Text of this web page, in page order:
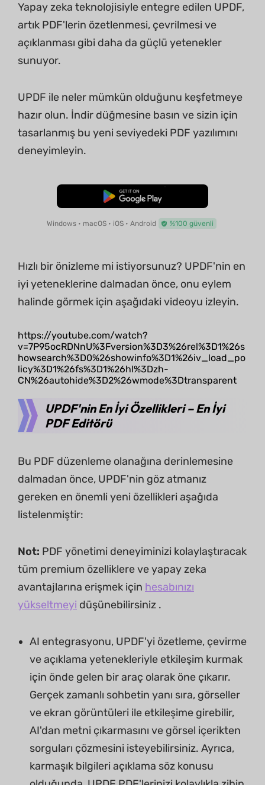
Yapay zeka teknolojisiyle entegre edilen UPDF,
artık PDF'lerin özetlenmesi, çevrilmesi ve
açıklanması gibi daha da güçlü yetenekler
sunuyor.
UPDF ile neler mümkün olduğunu keşfetmeye
hazır olun. İndir düğmesine basın ve sizin için
tasarlanmış bu yeni seviyedeki PDF yazılımını
deneyimleyin.
Ücretsiz İndirme
Windows • macOS • iOS • Android %100 güvenli
Hızlı bir önizleme mi istiyorsunuz? UPDF'nin en
iyi yeteneklerine dalmadan önce, onu eylem
halinde görmek için aşağıdaki videoyu izleyin.
https://youtube.com/watch?
v=7P95ocRDNnU%3Fversion%3D3%26rel%3D1%26s
howsearch%3D0%26showinfo%3D1%26iv_load_po
licy%3D1%26fs%3D1%26hl%3Dzh-
CN%26autohide%3D2%26wmode%3Dtransparent
UPDF'nin En İyi Özellikleri – En İyi
PDF Editörü
Bu PDF düzenleme olanağına derinlemesine
dalmadan önce, UPDF'nin göz atmanız
gereken en önemli yeni özellikleri aşağıda
listelenmiştir:
Not: PDF yönetimi deneyiminizi kolaylaştıracak
tüm premium özelliklere ve yapay zeka
avantajlarına erişmek için hesabınızı
yükseltmeyi düşünebilirsiniz .
AI entegrasyonu, UPDF'yi özetleme, çevirme
ve açıklama yetenekleriyle etkileşim kurmak
için önde gelen bir araç olarak öne çıkarır.
Gerçek zamanlı sohbetin yanı sıra, görseller
ve ekran görüntüleri ile etkileşime girebilir,
AI'dan metni çıkarmasını ve görsel içerikten
sorguları çözmesini isteyebilirsiniz. Ayrıca,
karmaşık bilgileri açıklama söz konusu